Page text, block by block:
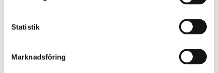
Statistik
Marknadsföring